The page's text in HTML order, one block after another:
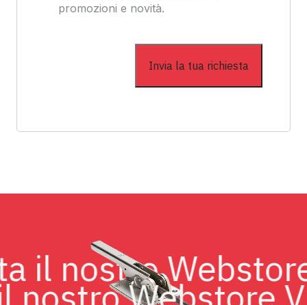
promozioni e novità.
il nostro